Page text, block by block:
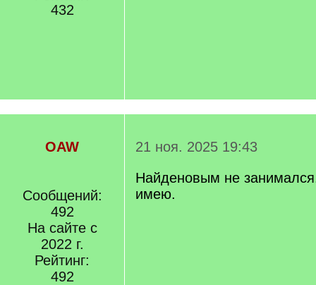
432
OAW
Сообщений:
492
На сайте с
2022 г.
Рейтинг:
492
21 ноя. 2025 19:43
Найденовым не
имею.